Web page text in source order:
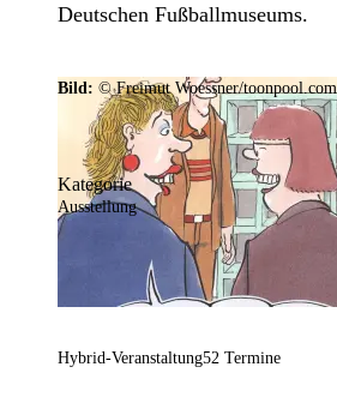
Deutschen Fußballmuseums.
Bild: © Freimut Woessner/toonpool.com
Kategorie
Ausstellung
Hybrid-Veranstaltung52 Termine